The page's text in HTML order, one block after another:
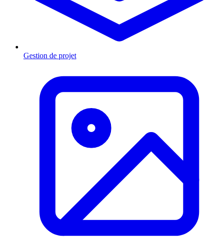
Gestion de projet